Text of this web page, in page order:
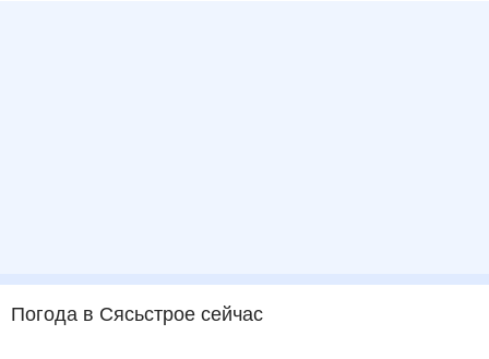
Погода в Сясьстроесейчас